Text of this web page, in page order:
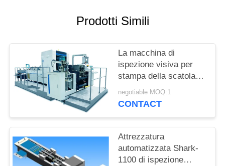
PRIVACY
POLICY
Prodotti Simili
La macchina di
ispezione visiva per
stampa della scatola
ondulata vino diserta la
rilevazione
negotiable MOQ:1
CONTACT
Attrezzatura
automatizzata Shark-
1100 di ispezione